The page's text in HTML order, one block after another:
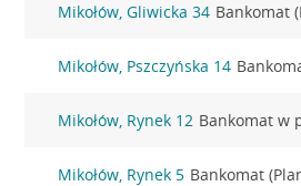
Mikołów, Gliwicka 34 Bankomat
Mikołów, Pszczyńska 14
Mikołów, Rynek 12 Bankomat w
Mikołów, Rynek 5 Bankomat